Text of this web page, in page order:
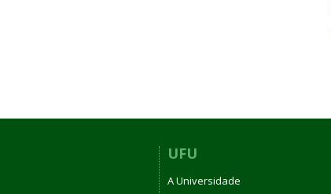
UFU
A Universidade